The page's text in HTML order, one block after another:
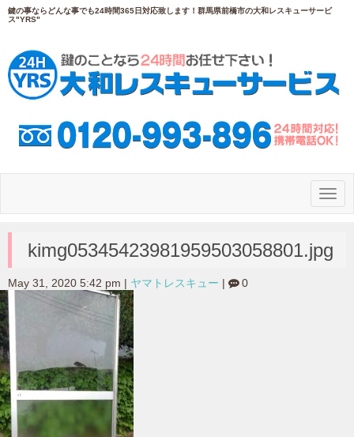
鍵の事ならどんな事でも24時間365日対応致します！群馬県前橋市の大和レスキューサービ
ス"YRS"
N
a
g
a
kimg05345423981959503058801.jpg
May 31, 2020 5:42 pm ヤマトレスキュー 0